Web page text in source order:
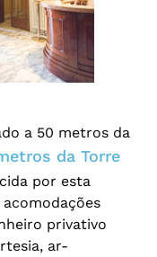
a 50 metros da
da Torre
por esta
acomodações
privativo
ar-